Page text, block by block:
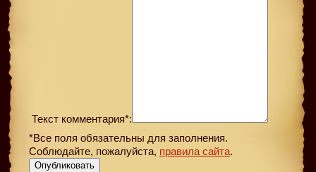
Текст комментария*:
*Все поля обязательны для заполнения.
Соблюдайте, пожалуйста, правила сайта.
Опубликовать